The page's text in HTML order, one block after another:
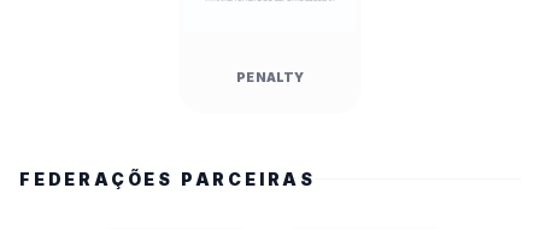
PENALTY
FEDERAÇÕES PARCEIRAS